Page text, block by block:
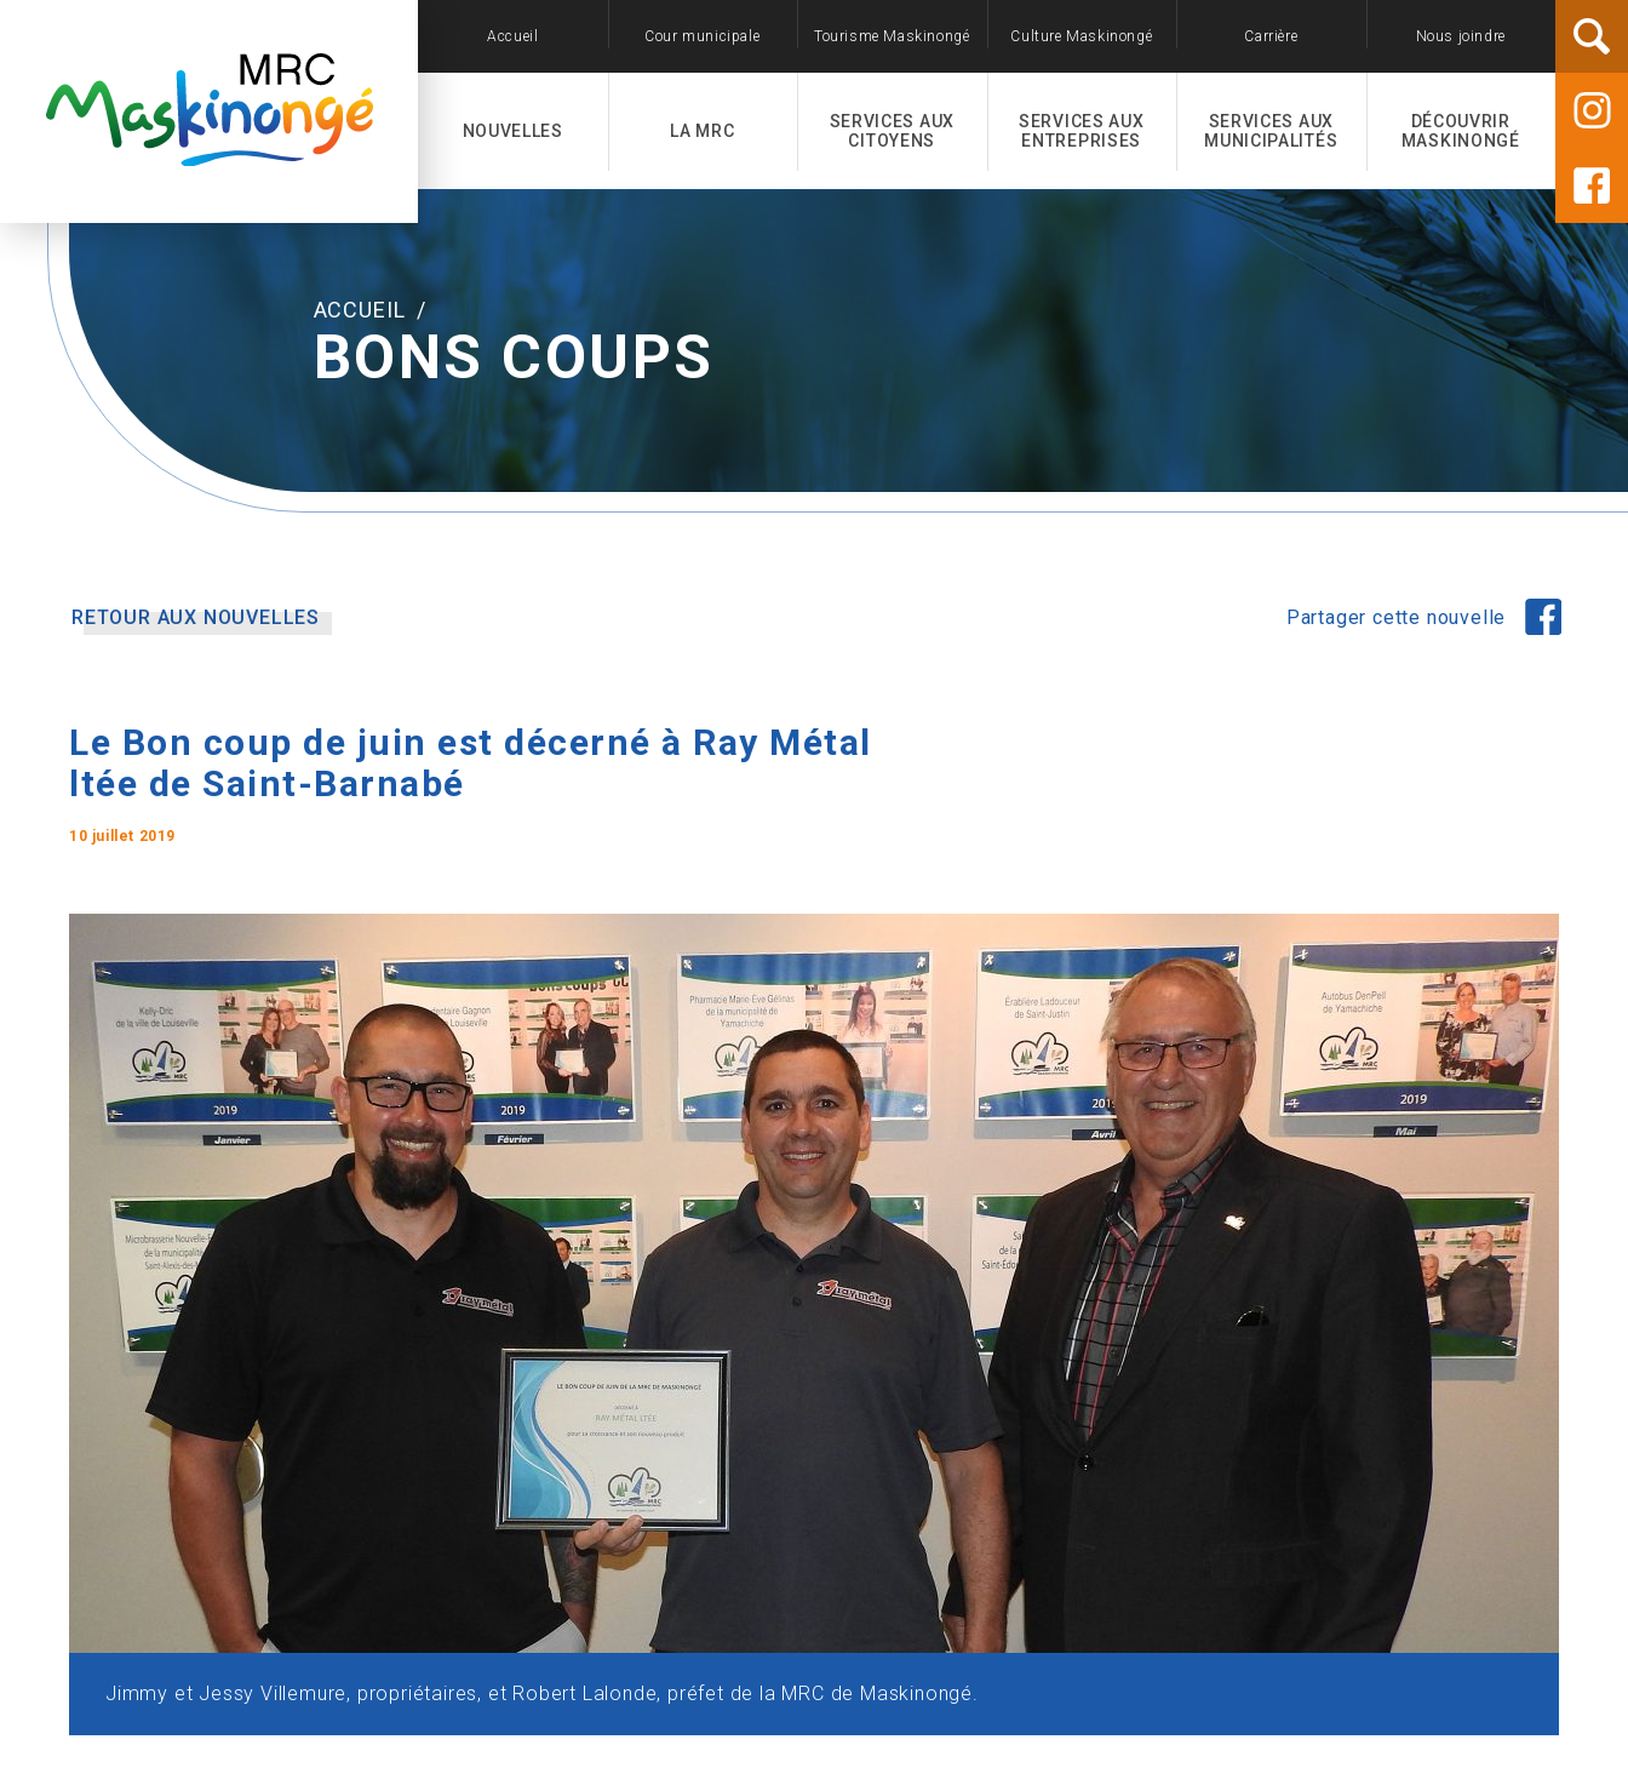
Accueil Cour municipale Tourisme Maskinongé Culture Maskinongé Carrière Nous joindre
NOUVELLES LA MRC
SERVICES AUX
CITOYENS
SERVICES AUX
ENTREPRISES
SERVICES AUX
MUNICIPALITÉS
DÉCOUVRIR
MASKINONGÉ
ACCUEIL /
BONS COUPS
RETOUR AUX NOUVELLES Partager cette nouvelle
Le Bon coup de juin est décerné à Ray Métal
ltée de Saint-Barnabé
10 juillet 2019
Jimmy et Jessy Villemure, propriétaires, et Robert Lalonde, préfet de la MRC de Maskinongé.